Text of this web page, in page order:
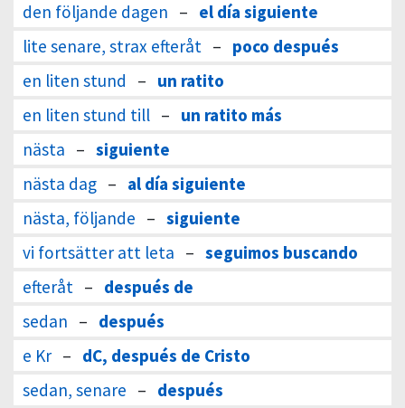
den följande dagen – el día siguiente
lite senare, strax efteråt – poco después
en liten stund
– un ratito
en liten stund till – un ratito más
nästa – siguiente
nästa dag – al día siguiente
nästa, följande – siguiente
vi fortsätter att leta – seguimos buscando
efteråt – después de
sedan – después
e Kr – dC, después de Cristo
sedan, senare – después